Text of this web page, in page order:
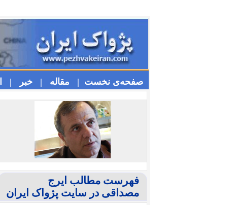
صفحه‌ی نخست | مقاله | خبر |
فهرست مطالب ایرج
مصداقی در سایت پژواک ایران